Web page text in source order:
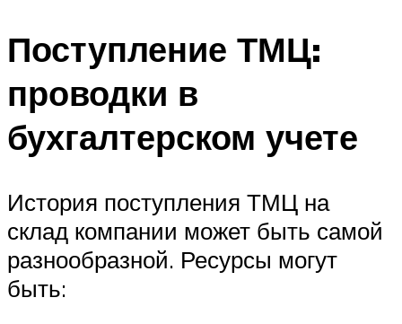
Поступление ТМЦ:
проводки в
бухгалтерском учете
История поступления ТМЦ на
склад компании может быть самой
разнообразной. Ресурсы могут
быть: